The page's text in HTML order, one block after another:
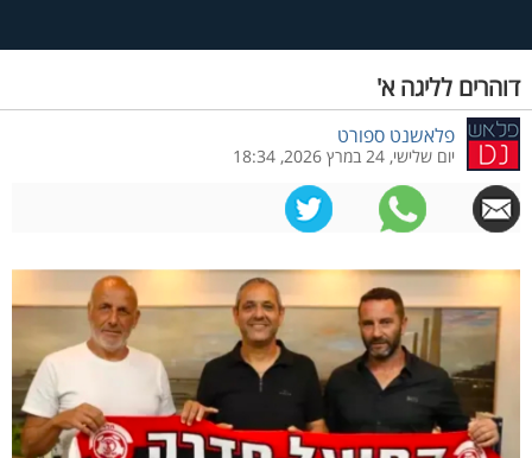
דוהרים לליגה א'
פלאשנט ספורט
יום שלישי, 24 במרץ 2026, 18:34